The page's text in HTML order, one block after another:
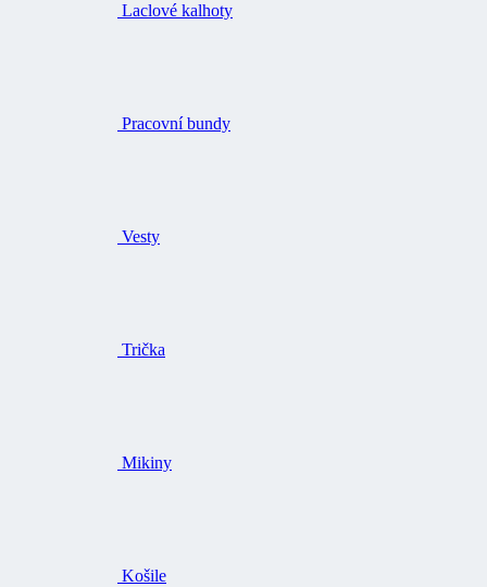
Laclové kalhoty
Pracovní bundy
Vesty
Trička
Mikiny
Košile